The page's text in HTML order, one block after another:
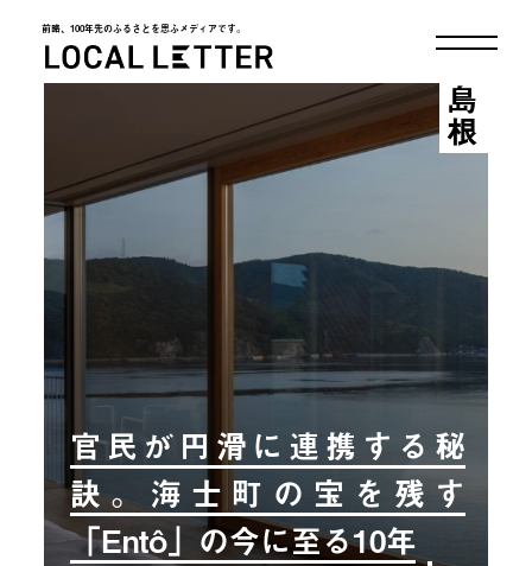
前略、100年先のふるさとを思ふメディアです。
LOCAL LETTER
官民が円滑に連携する秘
訣。海士町の宝を残す
「Entô」の今に至る10年
島根